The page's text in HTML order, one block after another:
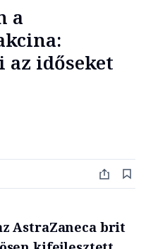
a
időseket
AstraZaneca brit